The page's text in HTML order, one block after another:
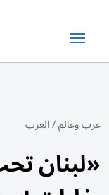
عرب وعالم/العرب